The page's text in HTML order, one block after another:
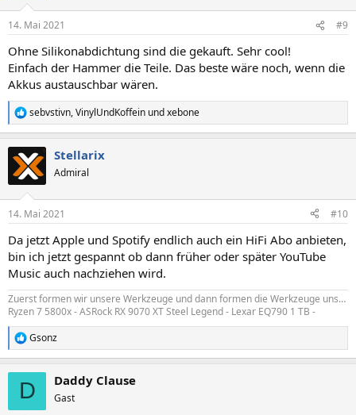
e
:
14. Mai 2021 #9
Ohne Silikonabdichtung sind die gekauft. Sehr cool!
Einfach der Hammer die Teile. Das beste wäre noch, wenn die
Akkus austauschbar wären.
R
e
k
t
e
:
sebvstivn,VinylUndKoffein undxebone
Stellarix
Admiral
14. Mai 2021 #10
Da jetzt Apple und Spotify endlich auch ein HiFi Abo anbieten,
bin ich jetzt gespannt ob dann früher oder später YouTube
Music auch nachziehen wird.
Zuerst formen wir unsere Werkzeuge und dann formen die Werkzeuge uns…
Ryzen 7 5800x - ASRock RX 9070 XT Steel Legend - Lexar EQ790 1 TB -
R
e
Gsonz
D Daddy Clause
Gast